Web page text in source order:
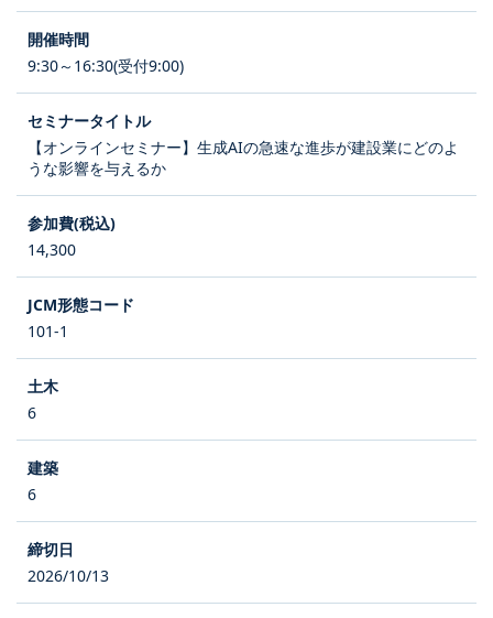
9:30～16:30(受付9:00)
【オンラインセミナー】生成AIの急速な進歩が建設業にどのよ
うな影響を与えるか
14,300
101-1
6
6
2026/10/13